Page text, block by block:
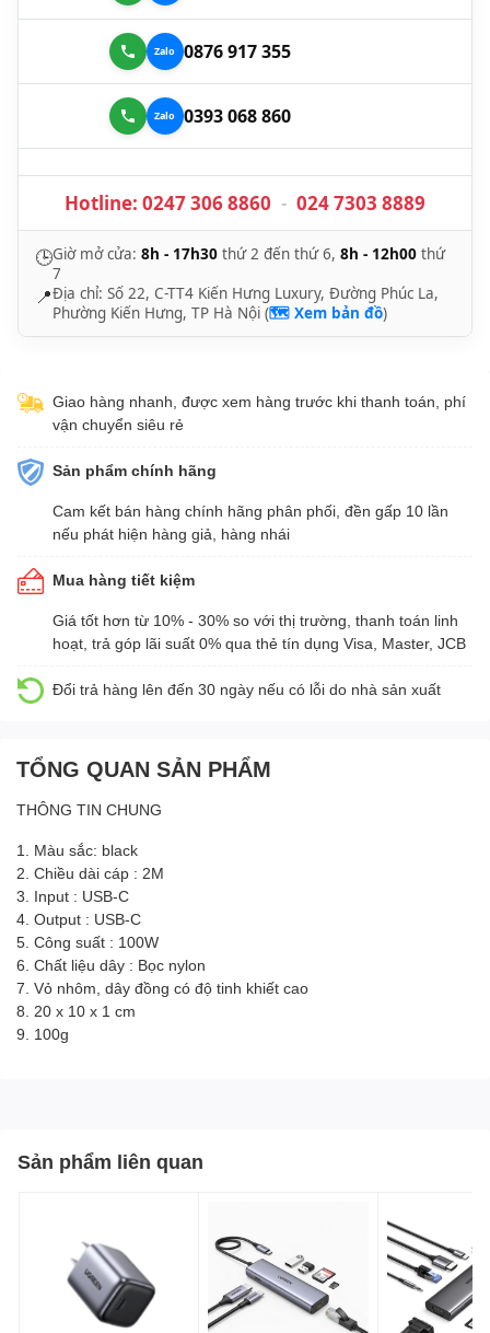
0876 917 355
0393 068 860
Hotline: 0247 306 8860 - 024 7303 8889
🕒Giờ mở cửa: 8h - 17h30 thứ 2 đến thứ 6, 8h - 12h00 thứ
7
📍Địa chỉ: Số 22, C-TT4 Kiến Hưng Luxury, Đường Phúc La,
Phường Kiến Hưng, TP Hà Nội (🗺️ Xem bản đồ)
Giao hàng nhanh, được xem hàng trước khi thanh toán, phí
vận chuyển siêu rẻ
Sản phẩm chính hãng
Cam kết bán hàng chính hãng phân phối, đền gấp 10 lần
nếu phát hiện hàng giả, hàng nhái
Mua hàng tiết kiệm
Giá tốt hơn từ 10% - 30% so với thị trường, thanh toán linh
hoạt, trả góp lãi suất 0% qua thẻ tín dụng Visa, Master, JCB
Đổi trả hàng lên đến 30 ngày nếu có lỗi do nhà sản xuất
TỔNG QUAN SẢN PHẨM
THÔNG TIN CHUNG
1. Màu sắc: black
2. Chiều dài cáp : 2M
3. Input : USB-C
4. Output : USB-C
5. Công suất : 100W
6. Chất liệu dây : Bọc nylon
7. Vỏ nhôm, dây đồng có độ tinh khiết cao
8. 20 x 10 x 1 cm
9. 100g
Sản phẩm liên quan